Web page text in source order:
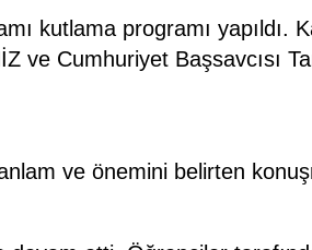
kutlama programı
Cumhuriyet Başsavcısı
ve önemini belirten